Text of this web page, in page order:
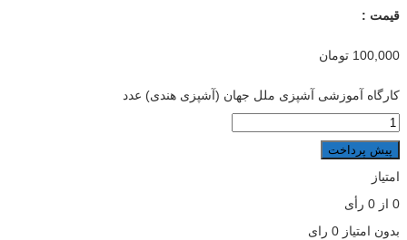
قیمت :
100,000 تومان
کارگاه آموزشی آشپزی ملل جهان (آشپزی هندی) عدد
پیش پرداخت
امتیاز
0 از 0 رأی
بدون امتیاز 0 رای